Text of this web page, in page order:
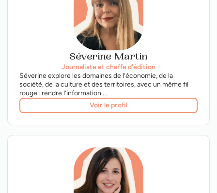
Séverine Martin
Journaliste et cheffe d'édition
Séverine explore les domaines de l’économie, de la
société, de la culture et des territoires, avec un même fil
rouge : rendre l’information ...
Voir le profil